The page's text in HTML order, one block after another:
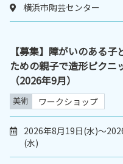
横浜市陶芸センター
【募集】障がいのある子
ための親子で造形ピクニ
（2026年9月）
美術 ワークショップ
2026年8月19日(水)～
(水)